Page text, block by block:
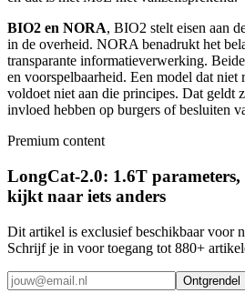
BIO2 en NORA, BIO2 stelt eisen aan
in de overheid. NORA benadrukt het
transparante informatieverwerking.
en voorspelbaarheid. Een model dat niet
voldoet niet aan die principes. Dat geldt
invloed hebben op burgers of besluiten
Premium content
LongCat-2.0: 1.6T
kijkt naar iets anders
Dit artikel is exclusief beschikbaar voor
Schrijf je in voor toegang tot 880+
Ontgrendel